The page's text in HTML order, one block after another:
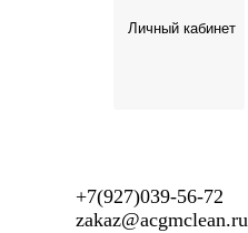
Личный кабинет
+7(927)039-56-72
zakaz@acgmclean.ru